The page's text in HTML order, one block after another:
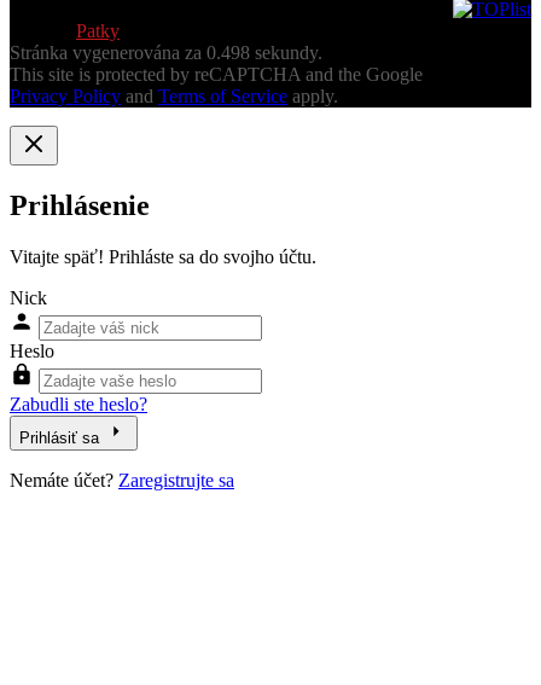
Patky
Stránka vygenerována za 0.498 sekundy.
This site is protected by reCAPTCHA and the Google
Privacy Policy and Terms of Service apply.
Prihlásenie
Vitajte späť! Prihláste sa do svojho účtu.
Nick
Heslo
Zabudli ste heslo?
Prihlásiť sa
Nemáte účet? Zaregistrujte sa